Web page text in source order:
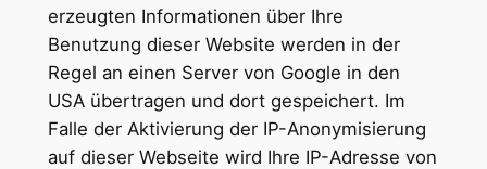
erzeugten Informationen über Ihre
Benutzung dieser Website werden in der
Regel an einen Server von Google in den
USA übertragen und dort gespeichert. Im
Falle der Aktivierung der IP-Anonymisierung
auf dieser Webseite wird Ihre IP-Adresse von